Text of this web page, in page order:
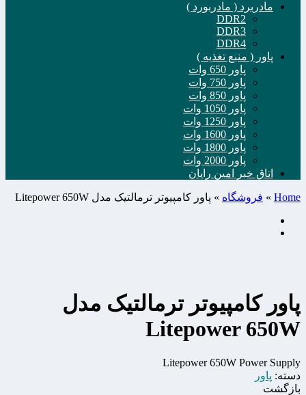
مادربرد ( مادربورد )
DDR2
DDR3
DDR4
پاور ( منبع تغذیه )
پاور 650 وات
پاور 750 وات
پاور 850 وات
پاور 1050 وات
پاور 1250 وات
پاور 1600 وات
پاور 1800 وات
پاور 2000 وات
اتاق خبر امین رایان
Home
» فروشگاه » پاور کامپیوتر ترمالتیک مدل Litepower 650W
پاور کامپیوتر ترمالتیک مدل
Litepower 650W
Litepower 650W Power Supply
دسته: پاور
بازگشت